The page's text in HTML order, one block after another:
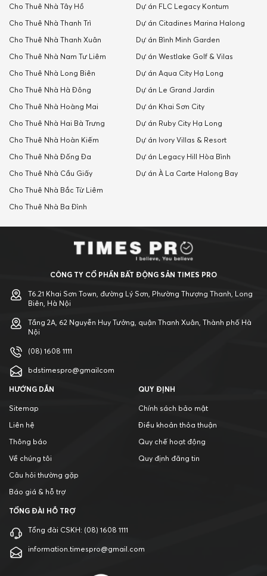
Cho Thuê Nhà Tây Hồ
Cho Thuê Nhà Thanh Trì
Cho Thuê Nhà Thanh Xuân
Cho Thuê Nhà Nam Tư Liêm
Cho Thuê Nhà Long Biên
Cho Thuê Nhà Hà Đông
Cho Thuê Nhà Hoàng Mai
Cho Thuê Nhà Hai Bà Trưng
Cho Thuê Nhà Hoàn Kiếm
Cho Thuê Nhà Đống Đa
Cho Thuê Nhà Cầu Giấy
Cho Thuê Nhà Bắc Từ Liêm
Cho Thuê Nhà Ba Đình
Dự án FLC Legacy Kontum
Dự án Citadines Marina Halong
Dự án Bình Minh Garden
Dự án Westlake Golf & Vilas
Dự án Aqua City Hạ Long
Dự án Le Grand Jardin
Dự án Khai Sơn City
Dự án Ruby City Hạ Long
Dự án Ivory Villas & Resort
Dự án Legacy Hill Hòa Bình
Dự án À La Carte Halong Bay
CÔNG TY CỔ PHẦN BẤT ĐỘNG SẢN TIMES PRO
T6.21 Khai Sơn Town, đường Lý Sơn, Phường Thượng Thanh, Long
Biên, Hà Nội
Tầng 2A, 62 Nguyễn Huy Tưởng, quận Thanh Xuân, Thành phố Hà
Nội
(08) 1608 1111
bdstimespro@gmailcom
HƯỚNG DẪN
Sitemap
Liên hệ
Thông báo
Về chúng tôi
Câu hỏi thường gặp
Báo giá & hỗ trợ
QUY ĐỊNH
Chính sách bảo mật
Điều khoản thỏa thuận
Quy chế hoạt động
Quy định đăng tin
TỔNG ĐÀI HỖ TRỢ
Tổng đài CSKH: (08) 1608 1111
information.timespro@gmail.com